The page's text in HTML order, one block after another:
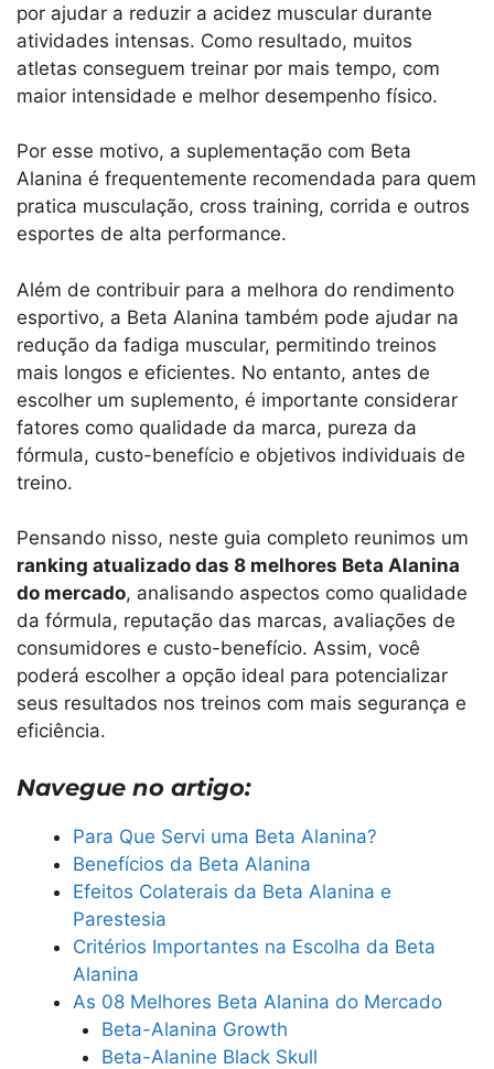
por ajudar a reduzir a acidez muscular durante
atividades intensas. Como resultado, muitos
atletas conseguem treinar por mais tempo, com
maior intensidade e melhor desempenho físico.
Por esse motivo, a suplementação com Beta
Alanina é frequentemente recomendada para quem
pratica musculação, cross training, corrida e outros
esportes de alta performance.
Além de contribuir para a melhora do rendimento
esportivo, a Beta Alanina também pode ajudar na
redução da fadiga muscular, permitindo treinos
mais longos e eficientes. No entanto, antes de
escolher um suplemento, é importante considerar
fatores como qualidade da marca, pureza da
fórmula, custo-benefício e objetivos individuais de
treino.
Pensando nisso, neste guia completo reunimos um
ranking atualizado das 8 melhores Beta Alanina
do mercado, analisando aspectos como qualidade
da fórmula, reputação das marcas, avaliações de
consumidores e custo-benefício. Assim, você
poderá escolher a opção ideal para potencializar
seus resultados nos treinos com mais segurança e
eficiência.
Navegue no artigo:
Para Que Servi uma Beta Alanina?
Benefícios da Beta Alanina
Efeitos Colaterais da Beta Alanina e
Parestesia
Critérios Importantes na Escolha da Beta
Alanina
As 08 Melhores Beta Alanina do Mercado
Beta-Alanina Growth
Beta-Alanine Black Skull